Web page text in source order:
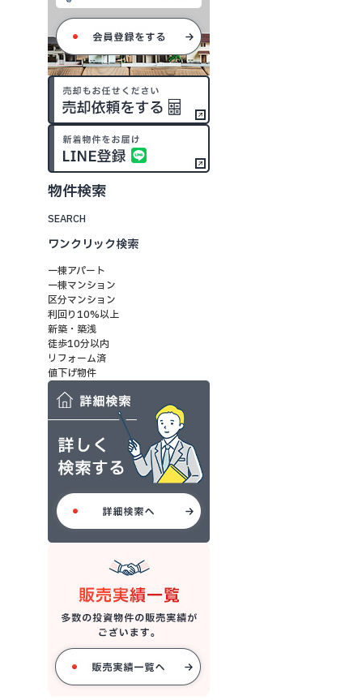
物件検索
SEARCH
ワンクリック検索
一棟アパート
一棟マンション
区分マンション
利回り10%以上
新築・築浅
徒歩10分以内
リフォーム済
値下げ物件